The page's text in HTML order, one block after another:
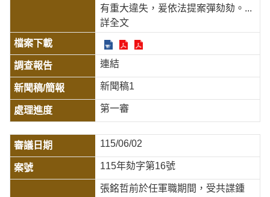
有重大違失，爰依法提案彈劾劾。 ...
詳全文
連結
新聞稿1
第一審
115/06/02
115年劾字第16號
張銘哲前於任軍職期間，受共諜鍾